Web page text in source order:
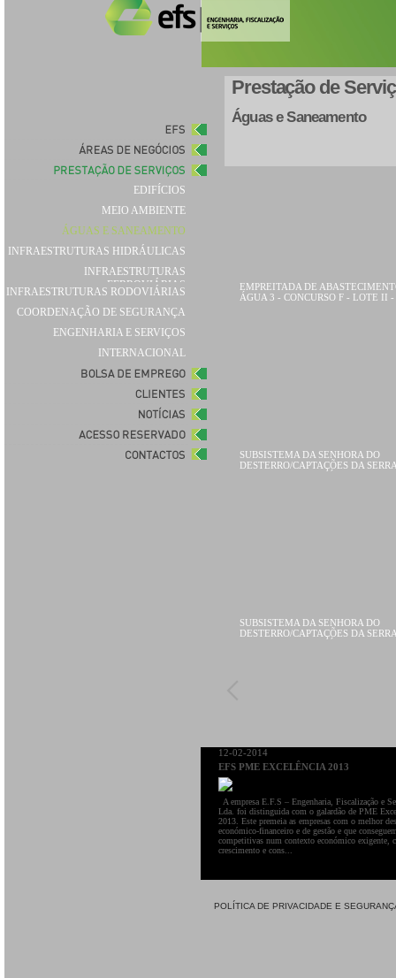
EDIFÍCIOS
MEIO AMBIENTE
ÁGUAS E SANEAMENTO
INFRAESTRUTURAS HIDRÁULICAS
INFRAESTRUTURAS
FERROVIÁRIAS
INFRAESTRUTURAS RODOVIÁRIAS
COORDENAÇÃO DE SEGURANÇA
ENGENHARIA E SERVIÇOS
INTERNACIONAL
Prestação de
Águas e Saneamento
EMPREITADA DE
ÁGUA 3 - CONCURSO F - LOTE II -
SUBSISTEMA DA SENHORA DO
DESTERRO/CAPTAÇÕES DA
SUBSISTEMA DA SENHORA DO
DESTERRO/CAPTAÇÕES DA
12-02-2014
EFS PME EXCELÊNCIA 2013
A empresa E.F.S – Engenharia, Fiscalização e
Lda. foi distinguida com o galardão de PME
2013. Este premeia as empresas com o melhor
económico-financeiro e de gestão e que
competitivas num contexto económico exigente,
crescimento e cons...
POLÍTICA DE PRIVACIDADE E